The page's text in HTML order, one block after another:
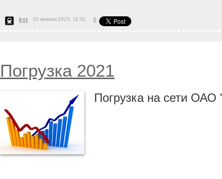
kst 10 января 2023, 11:31 #
Погрузка 2021
Погрузка на сети